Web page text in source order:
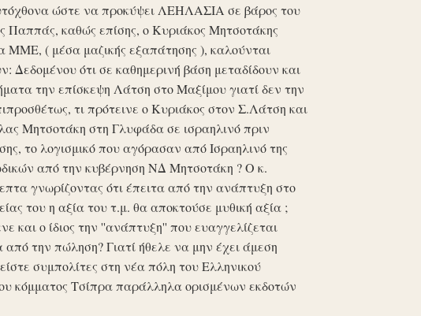
ώστε να προκύψει ΛΕΗΛΑΣΙΑ σε βάρος του
Παππάς, καθώς επίσης, ο Κυριάκος Μητσοτάκης
( μέσα μαζικής εξαπάτησης ), καλούνται
ότι σε καθημερινή βάση μεταδίδουν και
την επίσκεψη Λάτση στο Μαξίμου γιατί δεν την
τι πρότεινε ο Κυριάκος στον Σ.Λάτση και
Μητσοτάκη στη Γλυφάδα σε ισραηλινό πριν
το λογισμικό που αγόρασαν από Ισραηλινό της
από την κυβέρνηση ΝΔ Μητσοτάκη ? Ο κ.
γνωρίζοντας ότι έπειτα από την ανάπτυξη στο
του η αξία του τ.μ. θα αποκτούσε μυθική αξία ;
και ο ίδιος την ''ανάπτυξη'' που ευαγγελίζεται
την πώληση? Γιατί ήθελε να μην έχει άμεση
συμπολίτες στη νέα πόλη του Ελληνικού
κόμματος Τσίπρα παράλληλα ορισμένων εκδοτών